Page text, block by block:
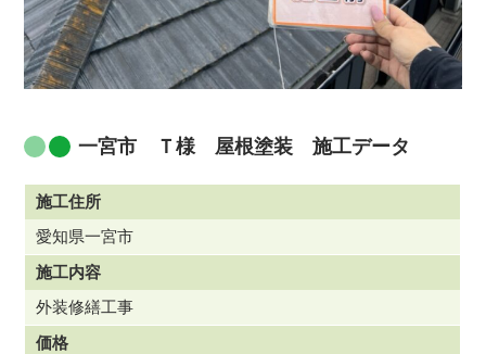
一宮市 Ｔ様 屋根塗装 施工データ
施工住所
愛知県一宮市
施工内容
外装修繕工事
価格